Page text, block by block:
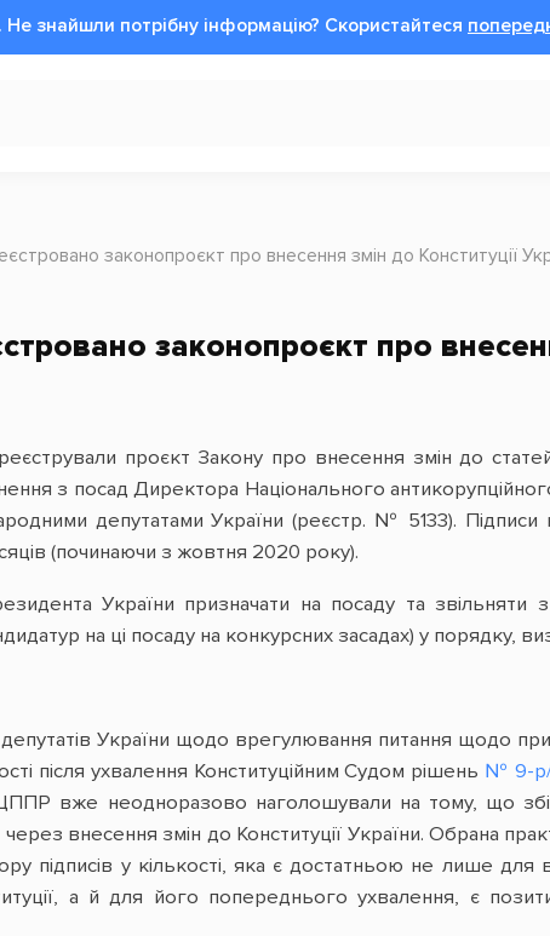
Не знайшли потрібну інформацію? Cкористайтеся
законопроєкт про внесення змін до Конституції
законопроєкт про
проєкт Закону про внесення змін до
з посад Директора Національного
депутатами України (реєстр. № 5133). Підписи
(починаючи з жовтня 2020 року).
України призначати на посаду та
на ці посаду на конкурсних засадах) у порядку,
депутатів України щодо врегулювання питання щодо
після ухвалення Конституційним Судом рішень № 9-
вже неодноразово наголошували на тому, що
внесення змін до Конституції України. Обрана
підписів у кількості, яка є достатньою не лише
а й для його попереднього ухвалення, є